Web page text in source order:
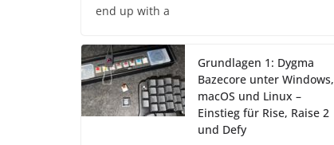
end up with a
Grundlagen 1: Dygma
Bazecore unter Windows,
macOS und Linux –
Einstieg für Rise, Raise 2
und Defy